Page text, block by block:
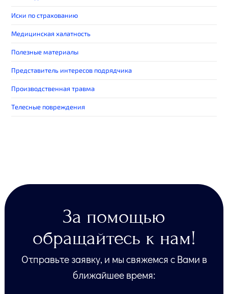
Иски по страхованию
Медицинская халатность
Полезные материалы
Представитель интересов подрядчика
Производственная травма
Телесные повреждения
За помощью
обращайтесь к нам!
Отправьте заявку, и мы свяжемся с Вами в
ближайшее время: